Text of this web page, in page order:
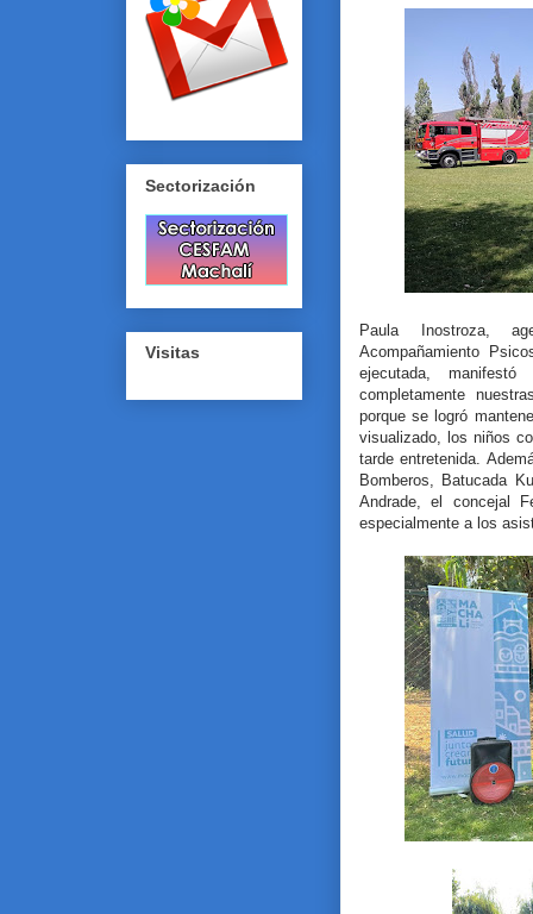
Paula Inostroza,
Acompañamiento
ejecutada,
completamente
porque se logró
visualizado, los niños
tarde entretenida.
Bomberos, Batucada
Andrade, el concejal
especialmente a los
Sectorización
Visitas